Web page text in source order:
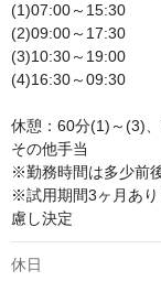
(1)07:00～15:30
(2)09:00～17:30
(3)10:30～19:00
(4)16:30～09:30
休憩：60分(1)～(3)
その他手当
※勤務時間は多少前
※試用期間3ヶ月あ
慮し決定
休日